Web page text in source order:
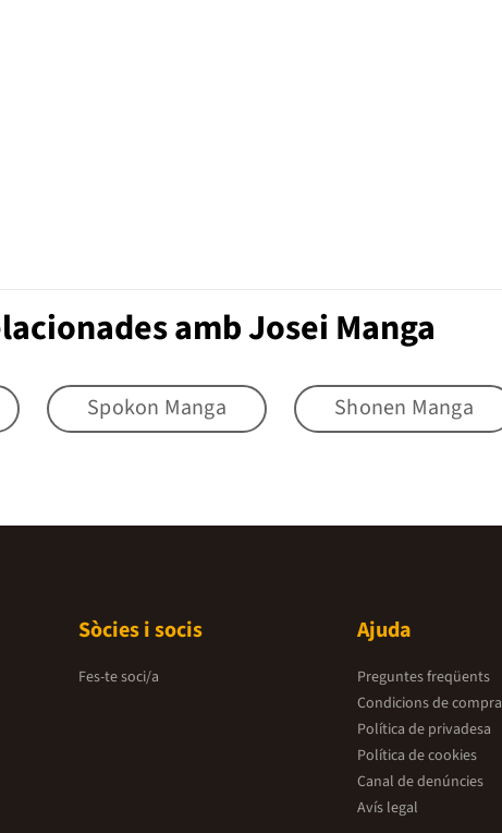
amb Josei Manga
Spokon Manga Shonen Manga
Sòcies i socis
Fes-te soci/a
Ajuda
Preguntes freqüents
Condicions de compra
Política de privadesa
Política de cookies
Canal de denúncies
Avís legal